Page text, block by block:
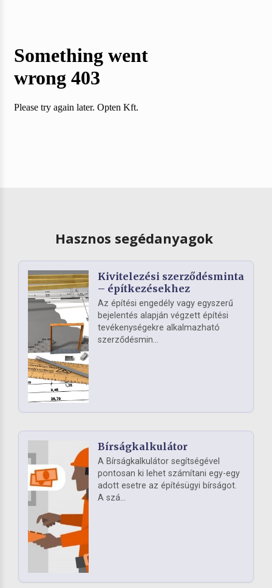
Hasznos segédanyagok
Kivitelezési szerződésminta
– építkezésekhez
Az építési engedély vagy egyszerű
bejelentés alapján végzett építési
tevékenységekre alkalmazható
szerződésmin...
Bírságkalkulátor
A Bírságkalkulátor segítségével
pontosan ki lehet számítani egy-egy
adott esetre az építésügyi bírságot.
A szá...